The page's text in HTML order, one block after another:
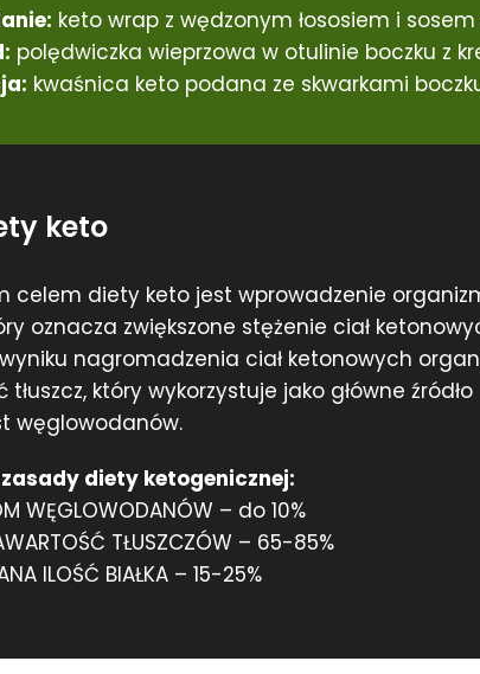
keto wrap z wędzonym łososiem i
polędwiczka wieprzowa w otulinie boczku z
kwaśnica keto podana ze skwarkami
keto
celem diety keto jest wprowadzenie
oznacza zwiększone stężenie ciał
nagromadzenia ciał ketonowych
który wykorzystuje jako główne źródło
węglowodanów.
diety ketogenicznej:
WĘGLOWODANÓW – do 10%
TŁUSZCZÓW – 65-85%
ILOŚĆ BIAŁKA – 15-25%